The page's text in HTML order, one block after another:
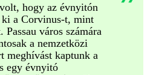
hogy az évnyitón
ki a Corvinus-t, mint
Passau város számára
a nemzetközi
meghívást kaptunk a
egy évnyitó